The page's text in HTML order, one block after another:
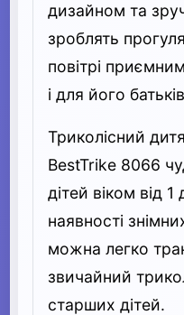
дизайном та
зроблять
повітрі
і для його
Триколісний
BestTrike 8066
дітей віком від
наявності
можна легко
звичайний
старших дітей.